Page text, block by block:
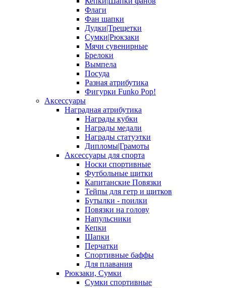
Флаги
Фан шапки
Дудки|Трещетки
Сумки|Рюкзаки
Мячи сувенирные
Брелоки
Вымпела
Посуда
Разная атрибутика
Фигурки Funko Pop!
Аксессуары
Наградная атрибутика
Награды кубки
Награды медали
Награды статуэтки
Дипломы|Грамоты
Аксессуары для спорта
Носки спортивные
Футбольные щитки
Капитанские Повязки
Тейпы для гетр и щитков
Бутылки - поилки
Повязки на голову
Напульсники
Кепки
Шапки
Перчатки
Спортивные баффы
Для плавания
Рюкзаки, Сумки
Сумки спортивные